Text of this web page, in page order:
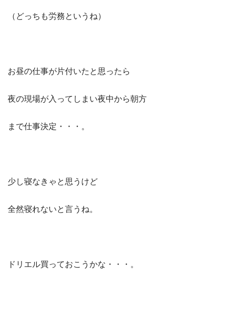
（どっちも労務というね）
お昼の仕事が片付いたと思ったら
夜の現場が入ってしまい夜中から朝方
まで仕事決定・・・。
少し寝なきゃと思うけど
全然寝れないと言うね。
ドリエル買っておこうかな・・・。